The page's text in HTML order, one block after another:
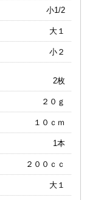
小1/2
大１
小２
2枚
２０ｇ
１０ｃｍ
1本
２００ｃｃ
大１